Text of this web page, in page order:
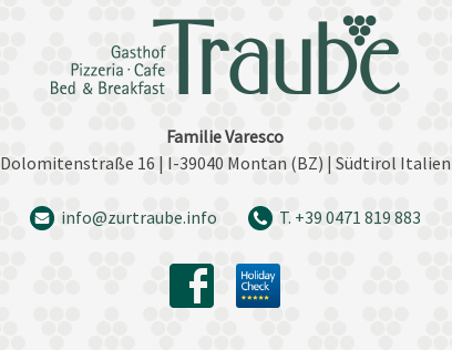
Familie Varesco
Dolomitenstraße 16 | I-39040 Montan (BZ) | Südtirol Italien
info@zurtraube.info T. +39 0471 819 883